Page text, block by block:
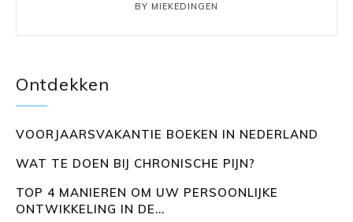
BY MIEKEDINGEN
Ontdekken
VOORJAARSVAKANTIE BOEKEN IN NEDERLAND
WAT TE DOEN BIJ CHRONISCHE PIJN?
TOP 4 MANIEREN OM UW PERSOONLIJKE
ONTWIKKELING IN DE...